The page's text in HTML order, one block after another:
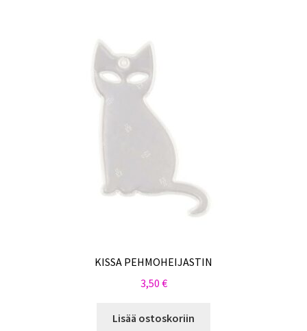
KISSA PEHMOHEIJASTIN
3,50 €
Lisää ostoskoriin